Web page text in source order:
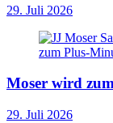
29. Juli 2026
Moser wird
29. Juli 2026